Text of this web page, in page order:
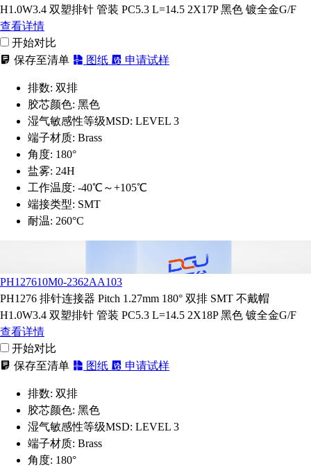
H1.0W3.4 双塑排针 管装 PC5.3 L=14.5 2X17P 黑色 镀全金G/F
查看详情
开始对比
保存至清单
图纸 申请试样
排数: 双排
胶芯颜色: 黑色
湿气敏感性等级MSD: LEVEL 3
端子材质: Brass
角度: 180°
盐雾: 24H
工作温度: -40℃～+105℃
端接类型: SMT
耐温: 260°C
PH127610M0-2362AA103
PH1276 排针连接器 Pitch 1.27mm 180° 双排 SMT 不戴帽
H1.0W3.4 双塑排针 管装 PC5.3 L=14.5 2X18P 黑色 镀全金G/F
查看详情
开始对比
保存至清单
图纸 申请试样
排数: 双排
胶芯颜色: 黑色
湿气敏感性等级MSD: LEVEL 3
端子材质: Brass
角度: 180°